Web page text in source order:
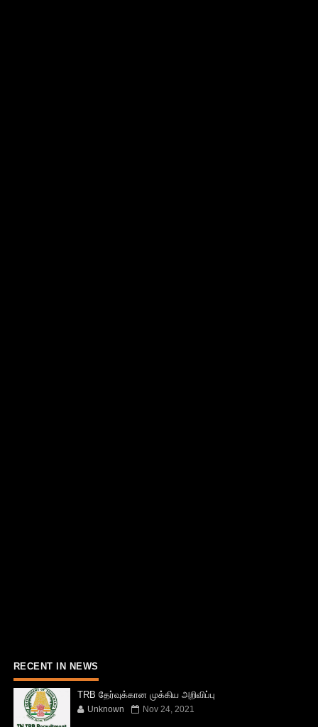
RECENT IN NEWS
TRB தேர்வுக்கான முக்கிய அறிவிப்பு
Unknown Nov 24, 2021